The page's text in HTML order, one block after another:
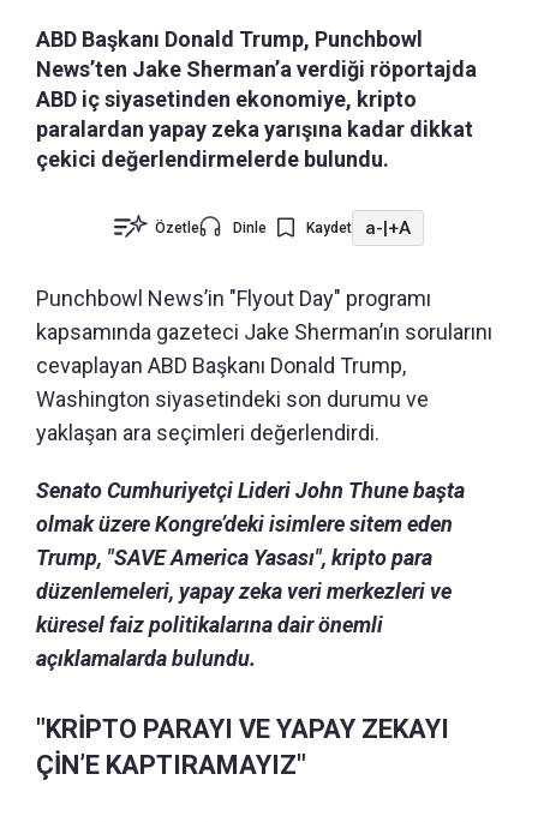
ABD Başkanı Donald Trump, Punchbowl
News’ten Jake Sherman’a verdiği röportajda
ABD iç siyasetinden ekonomiye, kripto
paralardan yapay zeka yarışına kadar dikkat
çekici değerlendirmelerde bulundu.
Özetle Dinle Kaydet a-|+A
Punchbowl News’in "Flyout Day" programı
kapsamında gazeteci Jake Sherman’ın sorularını
cevaplayan ABD Başkanı Donald Trump,
Washington siyasetindeki son durumu ve
yaklaşan ara seçimleri değerlendirdi.
Senato Cumhuriyetçi Lideri John Thune başta
olmak üzere Kongre’deki isimlere sitem eden
Trump, "SAVE America Yasası", kripto para
düzenlemeleri, yapay zeka veri merkezleri ve
küresel faiz politikalarına dair önemli
açıklamalarda bulundu.
"KRİPTO PARAYI VE YAPAY ZEKAYI
ÇİN’E KAPTIRAMAYIZ"